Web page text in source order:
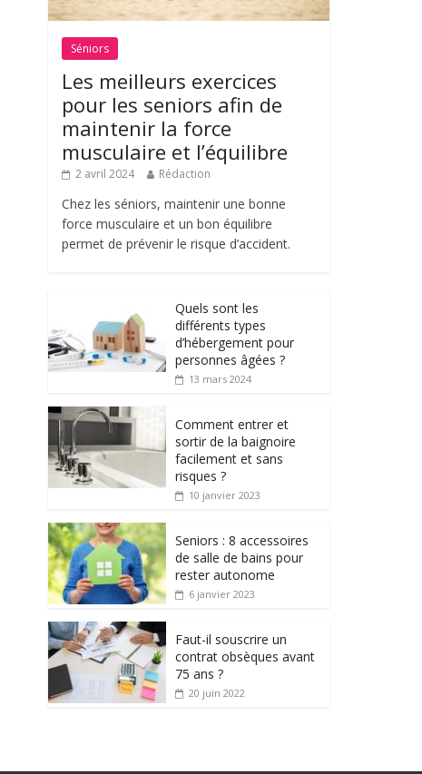
Séniors
Les meilleurs exercices
pour les seniors afin de
maintenir la force
musculaire et l’équilibre
2 avril 2024 Rédaction
Chez les séniors, maintenir une bonne
force musculaire et un bon équilibre
permet de prévenir le risque d’accident.
Quels sont les
différents types
d’hébergement pour
personnes âgées ?
13 mars 2024
Comment entrer et
sortir de la baignoire
facilement et sans
risques ?
10 janvier 2023
Seniors : 8 accessoires
de salle de bains pour
rester autonome
6 janvier 2023
Faut-il souscrire un
contrat obsèques avant
75 ans ?
20 juin 2022